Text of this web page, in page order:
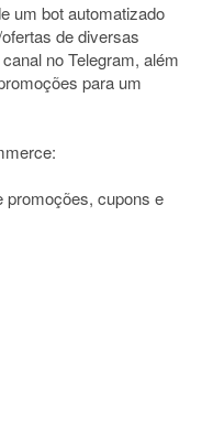
um bot automatizado
de diversas
no Telegram, além
para um
promoções, cupons e